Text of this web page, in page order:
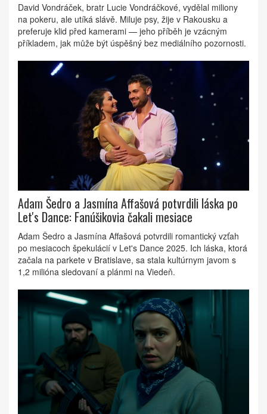
David Vondráček, bratr Lucie Vondráčkové, vydělal miliony
na pokeru, ale utíká slávě. Miluje psy, žije v Rakousku a
preferuje klid před kamerami — jeho příběh je vzácným
příkladem, jak může být úspěšný bez mediálního pozornosti.
Adam Šedro a Jasmína Affašová potvrdili láska po
Let's Dance: Fanúšikovia čakali mesiace
Adam Šedro a Jasmína Affašová potvrdili romantický vzťah
po mesiacoch špekulácií v Let's Dance 2025. Ich láska, ktorá
začala na parkete v Bratislave, sa stala kultúrnym javom s
1,2 milióna sledovaní a plánmi na Viedeň.